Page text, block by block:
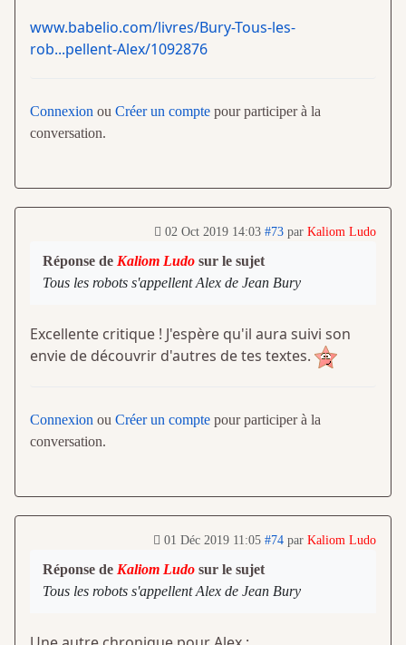
www.babelio.com/livres/Bury-Tous-les-
rob...pellent-Alex/1092876
Connexion ou Créer un compte pour participer à la
conversation.
02 Oct 2019 14:03 #73 par Kaliom Ludo
Réponse de Kaliom Ludo sur le sujet
Tous les robots s'appellent Alex de Jean Bury
Excellente critique ! J'espère qu'il aura suivi son
envie de découvrir d'autres de tes textes.
Connexion ou Créer un compte pour participer à la
conversation.
01 Déc 2019 11:05 #74 par Kaliom Ludo
Réponse de Kaliom Ludo sur le sujet
Tous les robots s'appellent Alex de Jean Bury